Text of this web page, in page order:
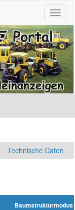
Technische Daten
Baumstrukturmodus